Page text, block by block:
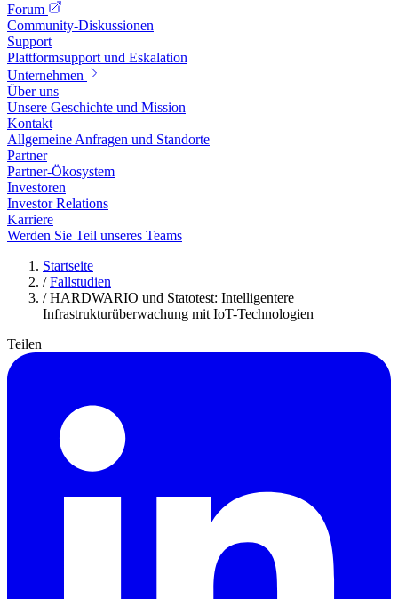
Forum
Community-Diskussionen
Support
Plattformsupport und Eskalation
Unternehmen
Über uns
Unsere Geschichte und Mission
Kontakt
Allgemeine Anfragen und Standorte
Partner
Partner-Ökosystem
Investoren
Investor Relations
Karriere
Werden Sie Teil unseres Teams
Startseite
/ Fallstudien
/ HARDWARIO und Statotest: Intelligentere
Infrastrukturüberwachung mit IoT-Technologien
Teilen